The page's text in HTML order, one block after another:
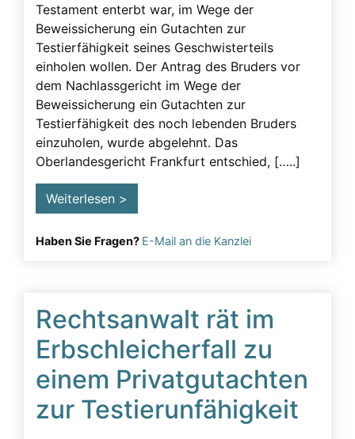
Testament enterbt war, im Wege der
Beweissicherung ein Gutachten zur
Testierfähigkeit seines Geschwisterteils
einholen wollen. Der Antrag des Bruders vor
dem Nachlassgericht im Wege der
Beweissicherung ein Gutachten zur
Testierfähigkeit des noch lebenden Bruders
einzuholen, wurde abgelehnt. Das
Oberlandesgericht Frankfurt entschied, […..]
Weiterlesen >
Haben Sie Fragen? E-Mail an die Kanzlei
Rechtsanwalt rät im
Erbschleicherfall zu
einem Privatgutachten
zur Testierunfähigkeit